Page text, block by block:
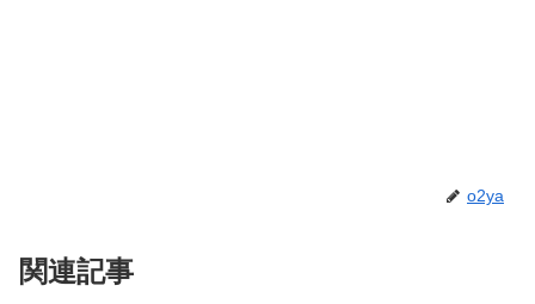
o2ya
関連記事